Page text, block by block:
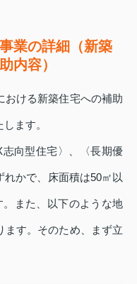
業の詳細（新築
内容）
おける新築住宅への補助
ます。
向型住宅〉、〈長期優
れかで、床面積は50㎡以
また、以下のような地
ます。そのため、まず立